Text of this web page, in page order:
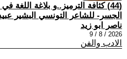
(44) كثافة الترميز..و بلاغة
الجسر- للشاعر التونسي البشير
ناصر ابو زيد
2026 / 8 / 9
الادب والفن